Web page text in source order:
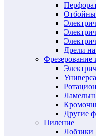
Дрели
Фрезерование
Другие
Пиление
Лобзики